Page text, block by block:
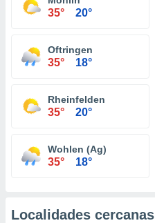
35° 20°
Oftringen
35° 18°
Rheinfelden
35° 20°
Wohlen (Ag)
35° 18°
Localidades cercanas